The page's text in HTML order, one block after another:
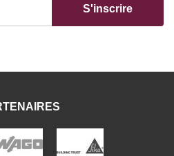
S'inscrire